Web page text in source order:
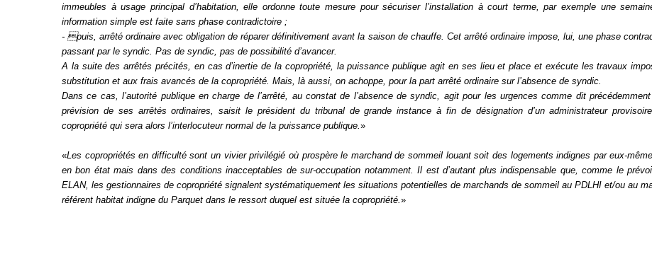
immeubles à usage principal d’habitation, elle ordonne toute mesure pour sécuriser l’installation à court terme, par exemple une
information simple est faite sans phase contradictoire ;
- puis, arrêté ordinaire avec obligation de réparer définitivement avant la saison de chauffe. Cet arrêté ordinaire impose, lui, une phase
passant par le syndic. Pas de syndic, pas de possibilité d’avancer.
A la suite des arrêtés précités, en cas d’inertie de la copropriété, la puissance publique agit en ses lieu et place et exécute les travaux
substitution et aux frais avancés de la copropriété. Mais, là aussi, on achoppe, pour la part arrêté ordinaire sur l’absence de syndic.
Dans ce cas, l’autorité publique en charge de l’arrêté, au constat de l’absence de syndic, agit pour les urgences comme dit
prévision de ses arrêtés ordinaires, saisit le président du tribunal de grande instance à fin de désignation d’un administrateur
copropriété qui sera alors l’interlocuteur normal de la puissance publique. »
«Les copropriétés en difficulté sont un vivier privilégié où prospère le marchand de sommeil louant soit des logements indignes par eux-
en bon état mais dans des conditions inacceptables de sur-occupation notamment. Il est d’autant plus indispensable que, comme le
ELAN, les gestionnaires de copropriété signalent systématiquement les situations potentielles de marchands de sommeil au PDLHI et/ou au
référent habitat indigne du Parquet dans le ressort duquel est située la copropriété. »